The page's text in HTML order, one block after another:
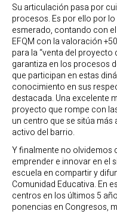
Su articulación pasa por
procesos. Es por ello por
esmerado, contando con
EFQM con la valoración
para la “venta del
garantiza en los procesos
que participan en estas
conocimiento en sus
destacada. Una excelente
proyecto que rompe con
un centro que se sitúa más
activo del barrio.
Y finalmente no olvidemos
emprender e innovar en el
escuela en compartir y
Comunidad Educativa. En
centros en los últimos 5
ponencias en Congresos,